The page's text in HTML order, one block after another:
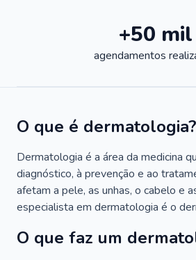
+50 mil
agendamentos
O que é dermatologia?
Dermatologia é a área da medicina
diagnóstico, à prevenção e ao
afetam a pele, as unhas, o cabelo e
especialista em dermatologia é o
O que faz um